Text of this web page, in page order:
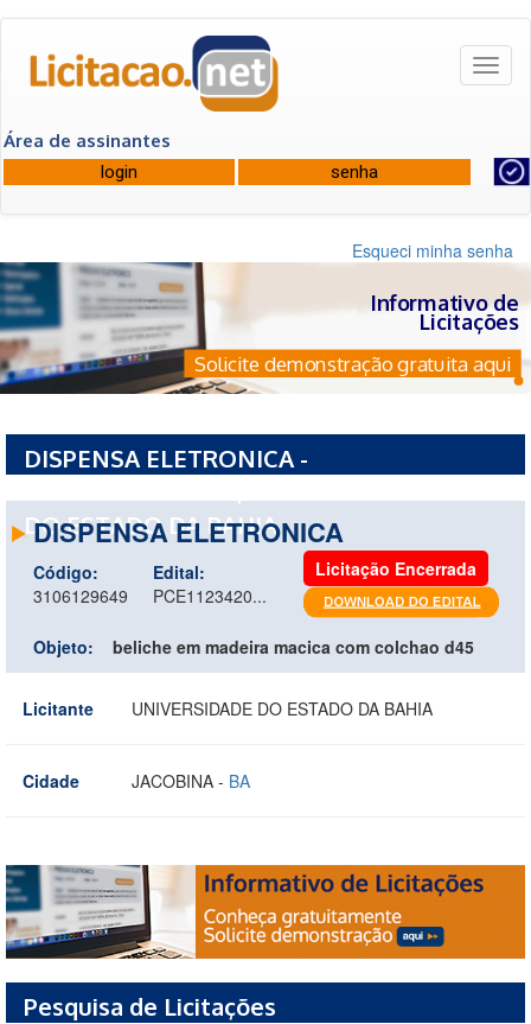
Área de assinantes
Esqueci minha senha
Informativo de
Licitações
Solicite demonstração gratuita aqui
DISPENSA ELETRONICA -
DO ESTADO DA BAHIA
DISPENSA ELETRONICA
Código:
3106129649
Edital:
PCE1123420...
Licitação Encerrada
Objeto: beliche em madeira macica com colchao d45
Licitante UNIVERSIDADE DO ESTADO DA BAHIA
Cidade JACOBINA - BA
Pesquisa de Licitações